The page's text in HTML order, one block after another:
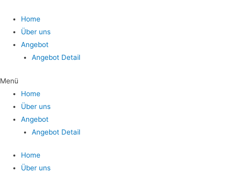
Home
Über uns
Angebot
Angebot Detail
Menü
Home
Über uns
Angebot
Angebot Detail
Home
Über uns